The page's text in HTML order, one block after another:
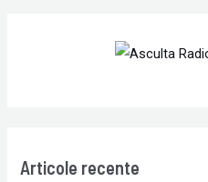
Articole recente